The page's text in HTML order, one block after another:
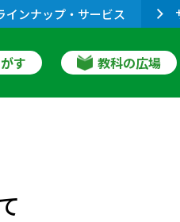
インナップ・サービス
す 教科の広場